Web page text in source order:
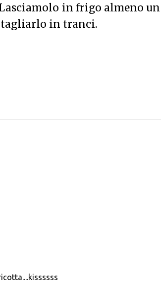
in frigo almeno un
tagliarlo in tranci.